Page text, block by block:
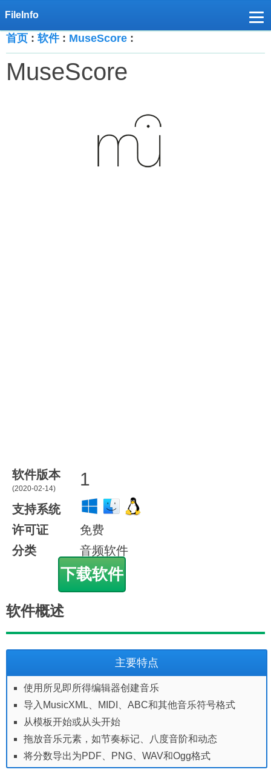
首页 : 软件: MuseScore :
MuseScore
软件版本
(2020-02-14) 1
支持系统
许可证
免费
分类
音频软件
下载软件
软件概述
主要特点
使用所见即所得编辑器创建音乐
导入MusicXML、MIDI、ABC和其他音乐符号格式
从模板开始或从头开始
拖放音乐元素，如节奏标记、八度音阶和动态
将分数导出为PDF、PNG、WAV和Ogg格式